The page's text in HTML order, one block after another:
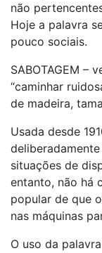
não
Hoje a palavra
pouco sociais.
SABOTAGEM –
“caminhar
de madeira,
Usada desde
situações de
entanto, não há
popular de que
nas máquinas
O uso da